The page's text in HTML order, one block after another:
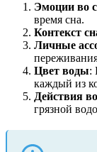
Эмоции во
время сна.
Контекст
Личные
Цвет воды:
каждый из
Действия
грязной